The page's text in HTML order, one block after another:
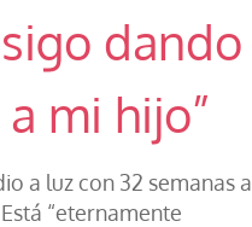
dando
mi hijo”
a luz con 32 semanas a
“eternamente